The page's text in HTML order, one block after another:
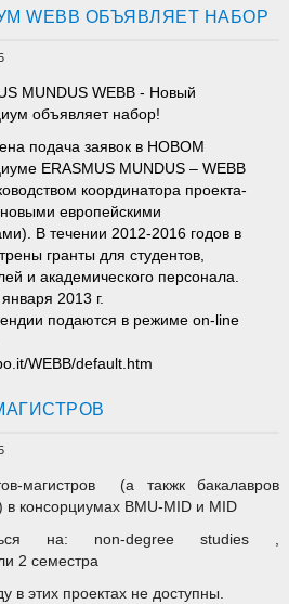
WEBB ОБЪЯВЛЯЕТ НАБОР
MUNDUS WEBB - Новый
объявляет набор!
подача заявок в НОВОМ
ERASMUS MUNDUS – WEBB
координатора проекта-
европейскими
В течении 2012-2016 годов в
гранты для студентов,
и академического персонала.
2013 г.
подаются в режиме on-line
WEBB/default.htm
магистров (а такжк бакалавров
в консорциумах BMU-MID и MID
на: non-degree studies ,
2 семестра
в этих проектах не доступны.